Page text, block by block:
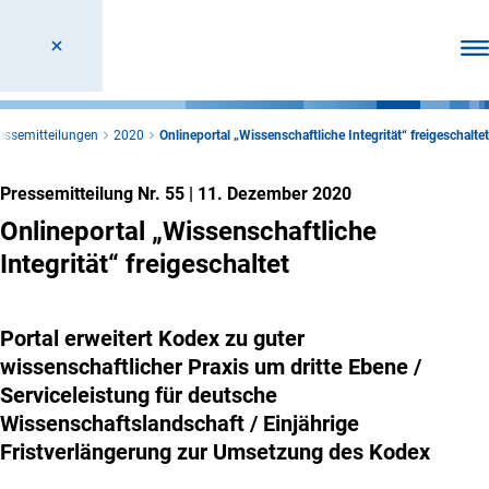
2020 Onlineportal „Wissenschaftliche Integrität“ freigeschaltet
Pressemitteilung Nr. 55 | 11. Dezember 2020
Onlineportal „Wissenschaftliche
Integrität“ freigeschaltet
Portal erweitert Kodex zu guter
wissenschaftlicher Praxis um dritte Ebene /
Serviceleistung für deutsche
Wissenschaftslandschaft / Einjährige
Fristverlängerung zur Umsetzung des Kodex